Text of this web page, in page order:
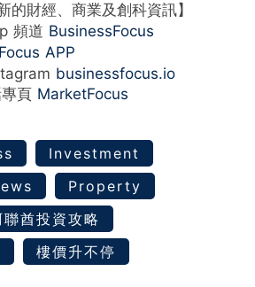
的財經、商業及創科資訊】
頻道 BusinessFocus
APP
businessfocus.io
頁 MarketFocus
Investment
Property
聯酋投資攻略
樓價升不停